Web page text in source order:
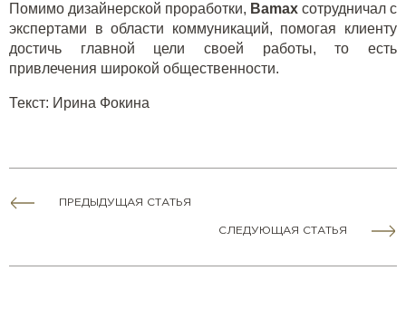
Помимо дизайнерской проработки, Bamax сотрудничал с
экспертами в области коммуникаций, помогая клиенту
достичь главной цели своей работы, то есть
привлечения широкой общественности.
Текст: Ирина Фокина
ПРЕДЫДУЩАЯ СТАТЬЯ
СЛЕДУЮЩАЯ СТАТЬЯ